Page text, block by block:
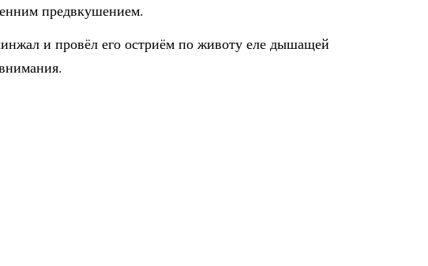
предвкушением.
и провёл его остриём по животу еле дышащей